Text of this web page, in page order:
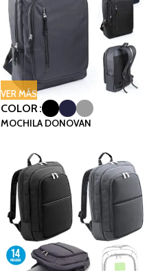
VER MÁS
COLOR
MOCHILA DONOVAN